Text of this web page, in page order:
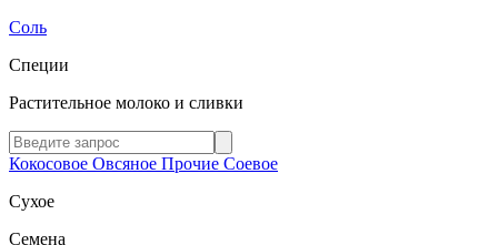
Соль
Специи
Растительное молоко и сливки
Кокосовое Овсяное Прочие Соевое
Сухое
Семена